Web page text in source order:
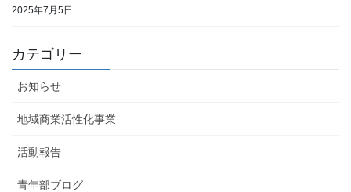
2025年7月5日
カテゴリー
お知らせ
地域商業活性化事業
活動報告
青年部ブログ